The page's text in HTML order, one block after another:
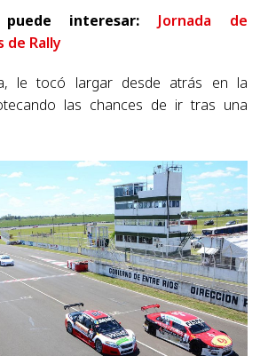
interesar: Jornada de
Rally
le tocó largar desde atrás en la
las chances de ir tras una